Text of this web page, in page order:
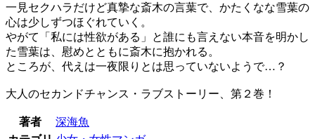
一見セクハラだけど真摯な斎木の言葉で、かたくなな雪葉の
心は少しずつほぐれていく。
やがて「私には性欲がある」と誰にも言えない本音を明かし
た雪葉は、慰めとともに斎木に抱かれる。
ところが、代えは一夜限りとは思っていないようで…？
大人のセカンドチャンス・ラブストーリー、第２巻！
著者
深海魚